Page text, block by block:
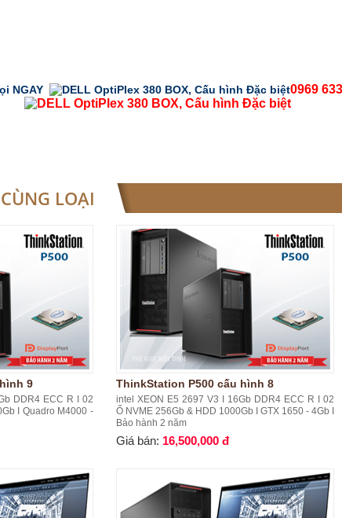
NGAY 0969
LOẠI
9
DDR4 ECC R I 02
I Quadro M4000 -
ThinkStation P500 cấu hình 8
intel XEON E5 2697 V3 I 16Gb DDR4 ECC R I 02
Ổ NVME 256Gb & HDD 1000Gb I GTX 1650 - 4Gb I
Bảo hành 2 năm
Giá bán: 16,500,000 đ